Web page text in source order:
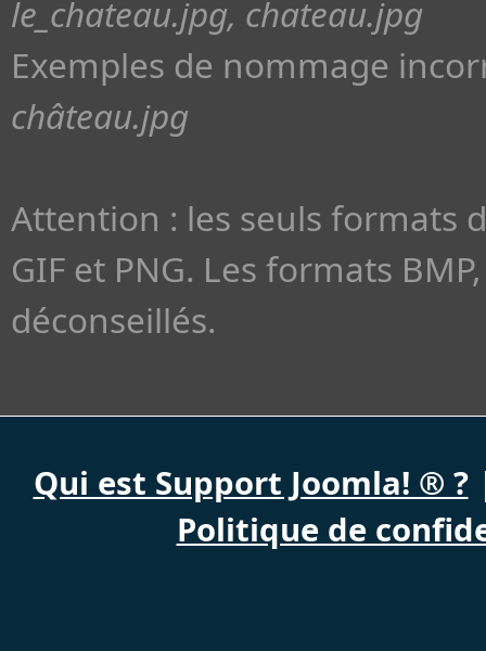
le_chateau.jpg, chateau.jpg
Exemples de nommage
château.jpg
Attention : les seuls formats
GIF et PNG. Les formats
déconseillés.
Qui est Support Joomla! ® ?
Politique de